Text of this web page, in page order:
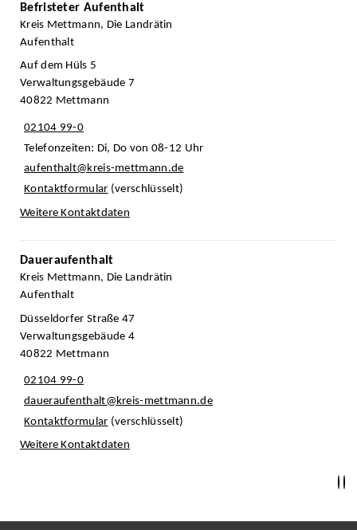
Befristeter Aufenthalt
Kreis Mettmann, Die Landrätin
Aufenthalt
Auf dem Hüls 5
Verwaltungsgebäude 7
40822 Mettmann
02104 99-0
Telefonzeiten: Di, Do von 08-12 Uhr
aufenthalt@kreis-mettmann.de
Kontaktformular (verschlüsselt)
Weitere Kontaktdaten
Daueraufenthalt
Kreis Mettmann, Die Landrätin
Aufenthalt
Düsseldorfer Straße 47
Verwaltungsgebäude 4
40822 Mettmann
02104 99-0
daueraufenthalt@kreis-mettmann.de
Kontaktformular (verschlüsselt)
Weitere Kontaktdaten